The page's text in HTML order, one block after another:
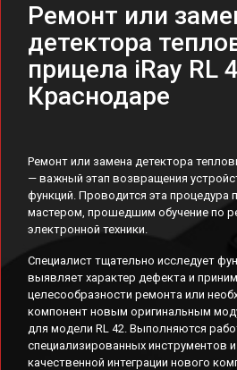
Ремонт или
детектора
прицела iRay RL
Краснодаре
Ремонт или замена детектора
— важный этап возвращения
функций. Проводится эта
мастером, прошедшим обучение по
электронной техники.
Специалист тщательно исследует
выявляет характер дефекта и
целесообразности ремонта или
компонент новым оригинальным
для модели RL 42. Выполняются
специализированных инструментов
качественной интеграции нового